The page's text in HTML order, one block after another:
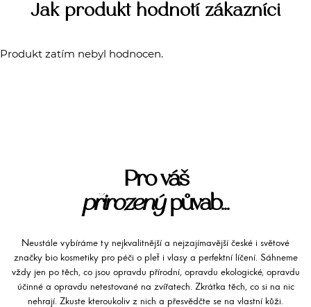
Jak produkt hodnotí zákazníci
Produkt zatím nebyl hodnocen.
Pro váš
přirozenýpůvab...
Neustále vybíráme ty nejkvalitnější a nejzajímavější české i světové
značky bio kosmetiky pro péči o pleť i vlasy a perfektní líčení. Sáhneme
vždy jen po těch, co jsou opravdu přírodní, opravdu ekologické, opravdu
účinné a opravdu netestované na zvířatech. Zkrátka těch, co si na nic
nehrají. Zkuste kteroukoliv z nich a přesvědčte se na vlastní kůži.